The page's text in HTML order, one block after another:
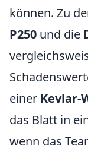
können. Zu
P250 und die
einer Kevlar-
das Blatt in
wenn das